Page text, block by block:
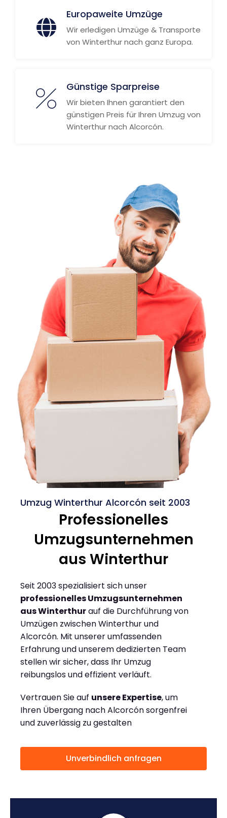
Europaweite Umzüge
Wir erledigen Umzüge & Transporte
von Winterthur nach ganz Europa.
Günstige Sparpreise
Wir bieten Ihnen garantiert den
günstigen Preis für Ihren Umzug von
Winterthur nach Alcorcón.
Umzug Winterthur Alcorcón seit 2003
Professionelles
Umzugsunternehmen
aus Winterthur
Seit 2003 spezialisiert sich unser
professionelles Umzugsunternehmen
aus Winterthurauf die Durchführung von
Umzügen zwischen Winterthur und
Alcorcón. Mit unserer umfassenden
Erfahrung und unserem dedizierten Team
stellen wir sicher, dass Ihr Umzug
reibungslos und effizient verläuft.
Vertrauen Sie auf unsere Expertise, um
Ihren Übergang nach Alcorcón sorgenfrei
und zuverlässig zu gestalten
Unverbindlich anfragen